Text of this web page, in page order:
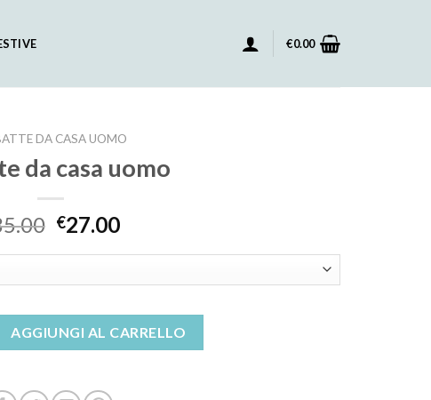
€0.00
DA CASA UOMO
da casa uomo
€27.00
AGGIUNGI AL CARRELLO